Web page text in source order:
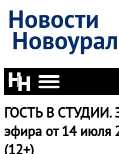
Новости
ГОСТЬ В СТУДИИ.
эфира от 14 июля
(12+)